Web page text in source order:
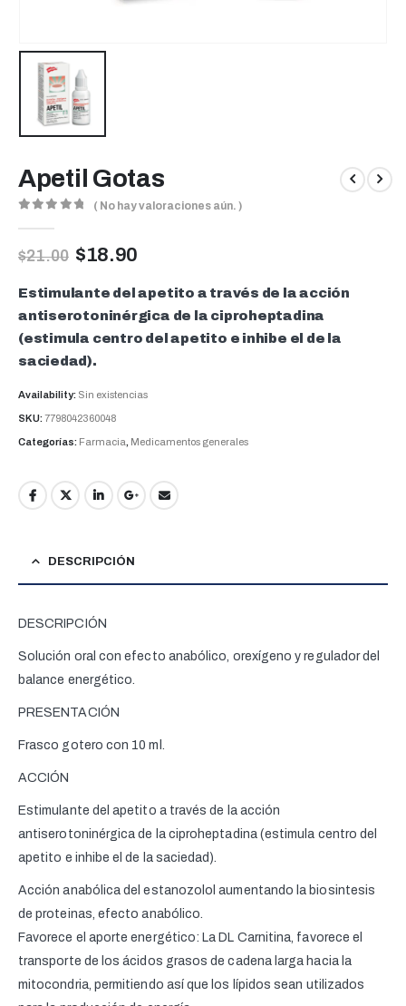
Apetil Gotas
( No hay valoraciones aún. )
$21.00 $18.90
Estimulante del apetito a través de la acción
antiserotoninérgica de la ciproheptadina
(estimula centro del apetito e inhibe el de la
saciedad).
Availability: Sin existencias
SKU:7798042360048
Categorías: Farmacia, Medicamentos generales
DESCRIPCIÓN
DESCRIPCIÓN
Solución oral con efecto anabólico, orexígeno y regulador del
balance energético.
PRESENTACIÓN
Frasco gotero con 10 ml.
ACCIÓN
Estimulante del apetito a través de la acción
antiserotoninérgica de la ciproheptadina (estimula centro del
apetito e inhibe el de la saciedad).
Acción anabólica del estanozolol aumentando la biosintesis
de proteinas, efecto anabólico.
Favorece el aporte energético: La DL Carnitina, favorece el
transporte de los ácidos grasos de cadena larga hacia la
mitocondria, permitiendo así que los lípidos sean utilizados